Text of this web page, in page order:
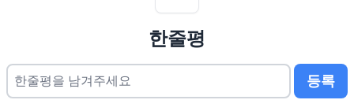
한줄평
등록